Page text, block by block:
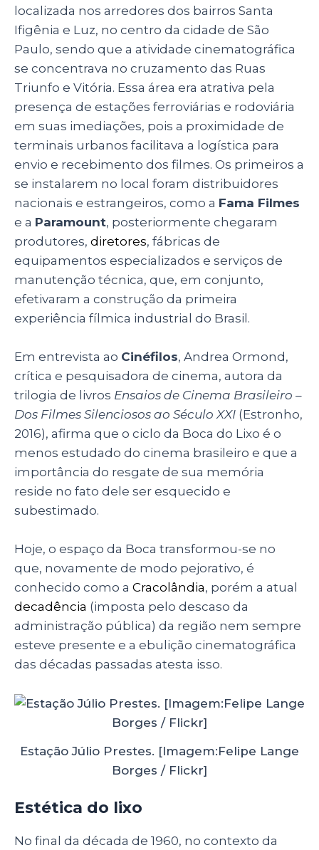
localizada nos arredores dos bairros Santa
Ifigênia e Luz, no centro da cidade de São
Paulo, sendo que a atividade cinematográfica
se concentrava no cruzamento das Ruas
Triunfo e Vitória. Essa área era atrativa pela
presença de estações ferroviárias e rodoviária
em suas imediações, pois a proximidade de
terminais urbanos facilitava a logística para
envio e recebimento dos filmes. Os primeiros a
se instalarem no local foram distribuidores
nacionais e estrangeiros, como a Fama Filmes
e a Paramount, posteriormente chegaram
produtores, diretores, fábricas de
equipamentos especializados e serviços de
manutenção técnica, que, em conjunto,
efetivaram a construção da primeira
experiência fílmica industrial do Brasil.
Em entrevista ao Cinéfilos, Andrea Ormond,
crítica e pesquisadora de cinema, autora da
trilogia de livros Ensaios de Cinema Brasileiro –
Dos Filmes Silenciosos ao Século XXI (Estronho,
2016), afirma que o ciclo da Boca do Lixo é o
menos estudado do cinema brasileiro e que a
importância do resgate de sua memória
reside no fato dele ser esquecido e
subestimado.
Hoje, o espaço da Boca transformou-se no
que, novamente de modo pejorativo, é
conhecido como a Cracolândia, porém a atual
decadência (imposta pelo descaso da
administração pública) da região nem sempre
esteve presente e a ebulição cinematográfica
das décadas passadas atesta isso.
Estação Júlio Prestes. [Imagem:Felipe Lange
Borges / Flickr]
Estética do lixo
No final da década de 1960, no contexto da